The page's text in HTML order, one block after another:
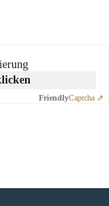
FriendlyCaptcha ⇗